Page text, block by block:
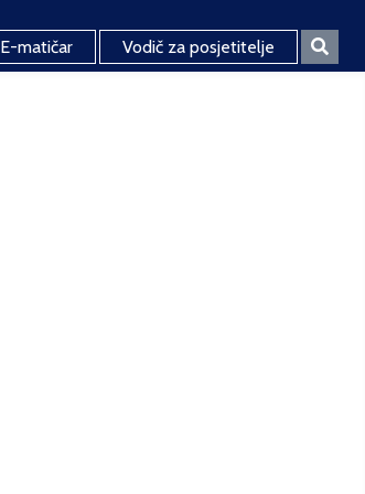
E-matičar Vodič za posjetitelje